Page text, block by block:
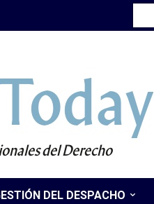
del Derecho
DEL DESPACHO